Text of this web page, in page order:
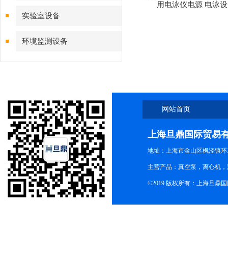
实验室设备
环境监测设备
用电泳仪电源 电泳
网站首页
上海旦鼎国际贸易
地址：上海市金山区枫泾镇
主营产品：真空泵，离心机
©2019 版权所有：上海旦鼎